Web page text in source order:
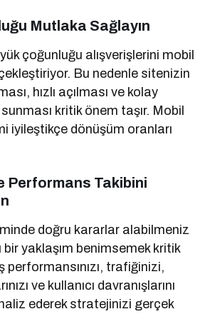
Mutlaka Sağlayın
çoğunluğu alışverişlerini mobil
Bu nedenle sitenizin
hızlı açılması ve kolay
kritik önem taşır. Mobil
iyileştikçe dönüşüm oranları
Performans Takibini
doğru kararlar alabilmeniz
bir yaklaşım benimsemek kritik
performansınızı, trafiğinizi,
ve kullanıcı davranışlarını
ederek stratejinizi gerçek